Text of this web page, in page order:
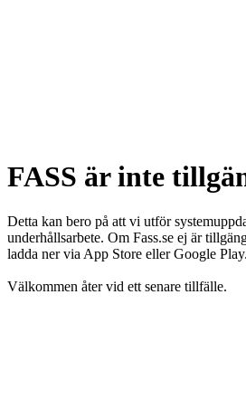
FASS är inte
Detta kan bero på att vi utför
underhållsarbete. Om Fass.se ej är
ladda ner via App Store eller Google Play.
Välkommen åter vid ett senare tillfälle.